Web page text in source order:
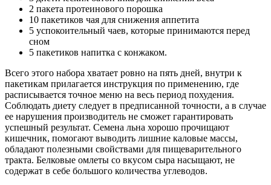
2 пакета протеинового порошка
10 пакетиков чая для снижения аппетита
5 успокоительный чаев, которые принимаются перед
сном
5 пакетиков напитка с конжаком.
Всего этого набора хватает ровно на пять дней, внутри к
пакетикам прилагается инструкция по применению, где
расписывается точное меню на весь период похудения.
Соблюдать диету следует в предписанной точности, а в случае
ее нарушения производитель не сможет гарантировать
успешный результат. Семена льна хорошо прочищают
кишечник, помогают выводить лишние каловые массы,
обладают полезными свойствами для пищеварительного
тракта. Белковые омлеты со вкусом сыра насыщают, не
содержат в себе большого количества углеводов.